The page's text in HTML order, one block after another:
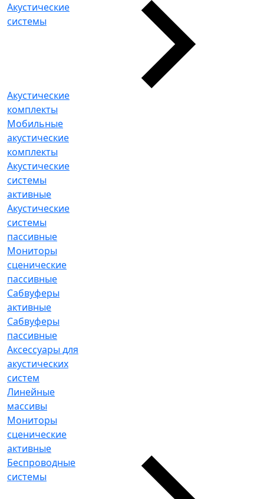
Акустические
системы
Акустические
комплекты
Мобильные
акустические
комплекты
Акустические
системы
активные
Акустические
системы
пассивные
Мониторы
сценические
пассивные
Сабвуферы
активные
Сабвуферы
пассивные
Аксессуары для
акустических
систем
Линейные
массивы
Мониторы
сценические
активные
Беспроводные
системы